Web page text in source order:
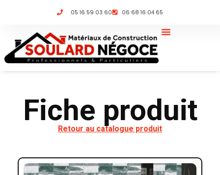
05 16 59 03 60 06 68 16 04 65
Fiche produit
Retour au catalogue produit